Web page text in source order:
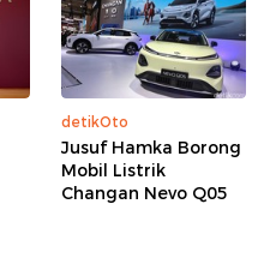
detikOto
Jusuf Hamka Borong
Mobil Listrik
Changan Nevo Q05